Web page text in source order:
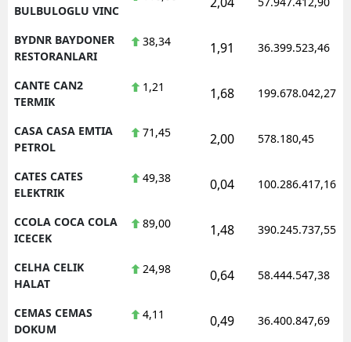
BULBULOGLU VINC
BYDNR BAYDONER
RESTORANLARI
38,34 1,91 36.399.523,46
CANTE CAN2
TERMIK
1,21 1,68 199.678.042,27
CASA CASA EMTIA
PETROL
71,45 2,00 578.180,45
CATES CATES
ELEKTRIK
49,38 0,04 100.286.417,16
CCOLA COCA COLA
ICECEK
89,00 1,48 390.245.737,55
CELHA CELIK
HALAT
24,98 0,64 58.444.547,38
CEMAS CEMAS
DOKUM
4,11 0,49 36.400.847,69